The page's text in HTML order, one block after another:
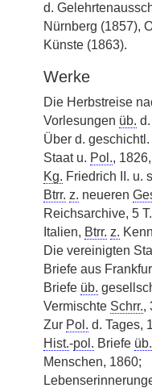
d.
Nürnberg (1857),
Künste (1863).
Werke
Die Herbstreise
Vorlesungen üb.
Über d.
Staat u. Pol.,
Kg. Friedrich II. u.
Btrr. z. neueren
Reichsarchive, 5
Italien, Btrr. z.
Die vereinigten
Briefe aus
Briefe üb.
Vermischte Schrr.,
Zur Pol. d. Tages,
Hist.-pol. Briefe üb.
Menschen, 1860;